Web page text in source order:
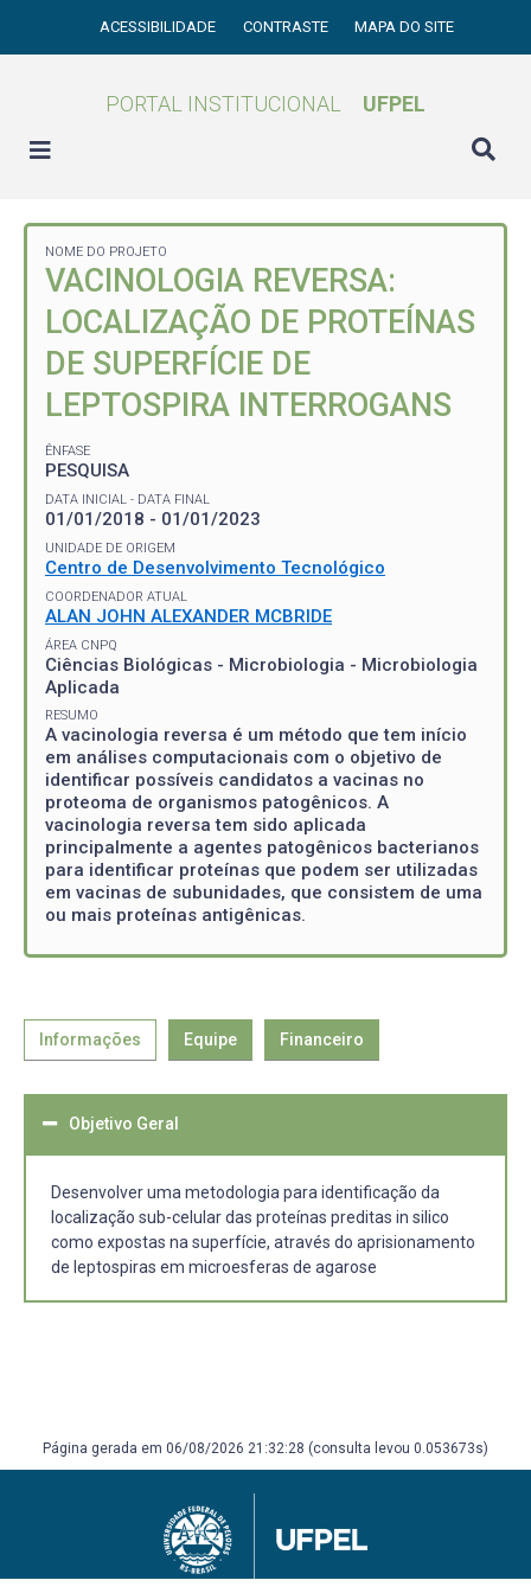
ACESSIBILIDADE CONTRASTE MAPA DO SITE
PORTAL INSTITUCIONAL UFPEL
NOME DO PROJETO
VACINOLOGIA REVERSA:
LOCALIZAÇÃO DE PROTEÍNAS
DE SUPERFÍCIE DE
LEPTOSPIRA INTERROGANS
ÊNFASE
PESQUISA
DATA INICIAL - DATA FINAL
01/01/2018 - 01/01/2023
UNIDADE DE ORIGEM
Centro de Desenvolvimento Tecnológico
COORDENADOR ATUAL
ALAN JOHN ALEXANDER MCBRIDE
ÁREA CNPQ
Ciências Biológicas - Microbiologia - Microbiologia
Aplicada
RESUMO
A vacinologia reversa é um método que tem início
em análises computacionais com o objetivo de
identificar possíveis candidatos a vacinas no
proteoma de organismos patogênicos. A
vacinologia reversa tem sido aplicada
principalmente a agentes patogênicos bacterianos
para identificar proteínas que podem ser utilizadas
em vacinas de subunidades, que consistem de uma
ou mais proteínas antigênicas.
Informações Equipe Financeiro
Objetivo Geral
Desenvolver uma metodologia para identificação da
localização sub-celular das proteínas preditas in silico
como expostas na superfície, através do aprisionamento
de leptospiras em microesferas de agarose
Página gerada em 06/08/2026 21:32:28 (consulta levou 0.053673s)